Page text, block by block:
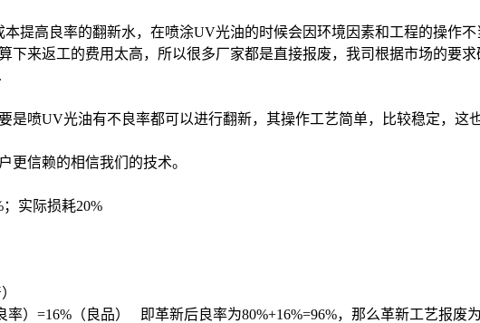
本提高良率的翻新水，在喷涂UV光油的时候会因环境因素和工程的操作
下来返工的费用太高，所以很多厂家都是直接报废，我司根据市场的要求
是喷UV光油有不良率都可以进行翻新，其操作工艺简单，比较稳定，这
更信赖的相信我们的技术。
实际损耗20%
）=16%（良品）   即革新后良率为80%+16%=96%，那么革新工艺报废